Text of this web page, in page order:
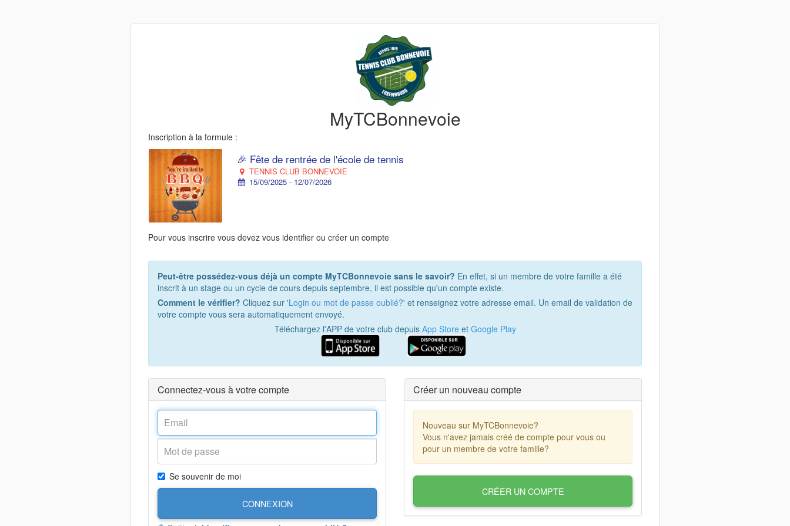
MyTCBonnevoie
Inscription à la formule :
🎉 Fête de rentrée de l'école de tennis
TENNIS CLUB BONNEVOIE
15/09/2025 - 12/07/2026
Pour vous inscrire vous devez vous identifier ou créer un compte
Peut-être possédez-vous déjà un compte MyTCBonnevoie sans le savoir? En effet, si un membre de votre famille a été
inscrit à un stage ou un cycle de cours depuis septembre, il est possible qu'un compte existe.
Comment le vérifier? Cliquez sur 'Login ou mot de passe oublié?' et renseignez votre adresse email. Un email de validation de
votre compte vous sera automatiquement envoyé.
Téléchargez l'APP de votre club depuis App Storeet Google Play
Connectez-vous à votre compte
Se souvenir de moi
CONNEXION
Créer un nouveau compte
Nouveau sur MyTCBonnevoie?
Vous n'avez jamais créé de compte pour vous ou
pour un membre de votre famille?
CRÉER UN COMPTE